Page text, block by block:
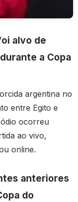
alvo de
a Copa
argentina no
entre Egito e
ocorreu
ao vivo,
online.
anteriores
do